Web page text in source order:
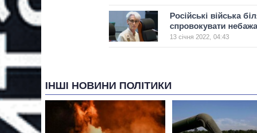
Російські війська
спровокувати
13 січня 2022, 04:43
ІНШІ НОВИНИ ПОЛІТИКИ